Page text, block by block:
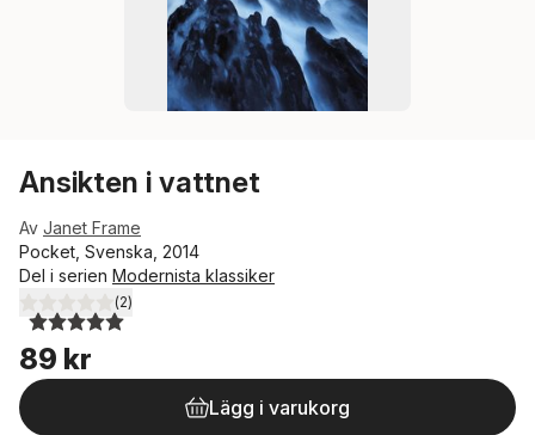
Ansikten i vattnet
Av Janet Frame
Pocket, Svenska, 2014
Del i serien Modernista klassiker
5,0utav 5 stjärnor. Totalt antal röster:
(2)
89 kr
Lägg i varukorg